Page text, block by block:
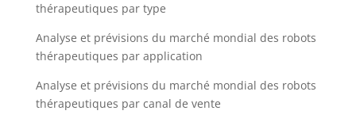
thérapeutiques par type
Analyse et prévisions du marché mondial des robots
thérapeutiques par application
Analyse et prévisions du marché mondial des robots
thérapeutiques par canal de vente